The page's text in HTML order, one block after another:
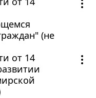
(не
от 14